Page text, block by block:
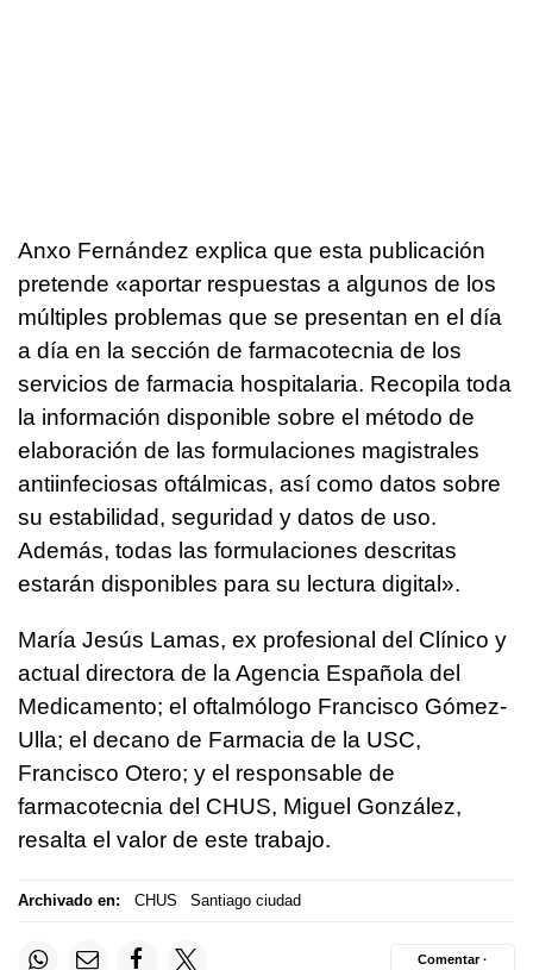
Anxo Fernández explica que esta publicación
pretende «aportar respuestas a algunos de los
múltiples problemas que se presentan en el día
a día en la sección de farmacotecnia de los
servicios de farmacia hospitalaria. Recopila toda
la información disponible sobre el método de
elaboración de las formulaciones magistrales
antiinfeciosas oftálmicas, así como datos sobre
su estabilidad, seguridad y datos de uso.
Además, todas las formulaciones descritas
estarán disponibles para su lectura digital».
María Jesús Lamas, ex profesional del Clínico y
actual directora de la Agencia Española del
Medicamento; el oftalmólogo Francisco Gómez-
Ulla; el decano de Farmacia de la USC,
Francisco Otero; y el responsable de
farmacotecnia del CHUS, Miguel González,
resalta el valor de este trabajo.
Archivado en: CHUS Santiago ciudad
Comentar ·